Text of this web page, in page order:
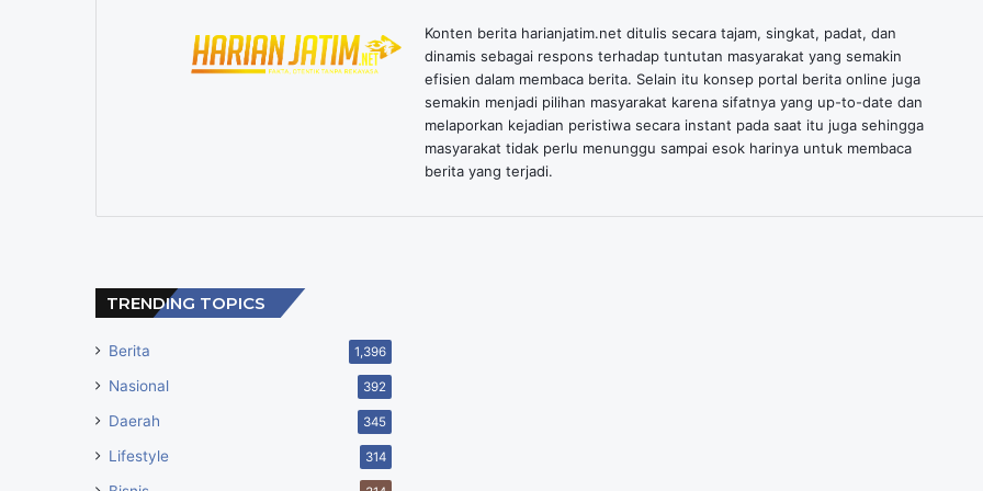
Konten berita harianjatim.net ditulis secara tajam, singkat, padat, dan
dinamis sebagai respons terhadap tuntutan masyarakat yang semakin
efisien dalam membaca berita. Selain itu konsep portal berita online juga
semakin menjadi pilihan masyarakat karena sifatnya yang up-to-date dan
melaporkan kejadian peristiwa secara instant pada saat itu juga sehingga
masyarakat tidak perlu menunggu sampai esok harinya untuk membaca
berita yang terjadi.
TRENDING TOPICS
Berita 1,396
Nasional 392
Daerah 345
Lifestyle 314